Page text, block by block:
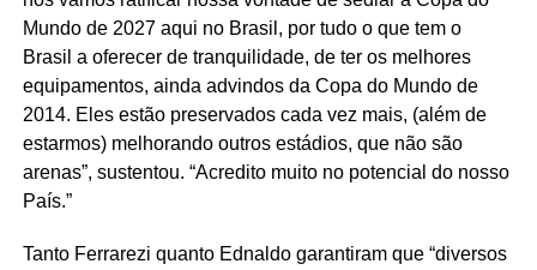
Mundo de 2027 aqui no Brasil, por tudo o que tem o
Brasil a oferecer de tranquilidade, de ter os melhores
equipamentos, ainda advindos da Copa do Mundo de
2014. Eles estão preservados cada vez mais, (além de
estarmos) melhorando outros estádios, que não são
arenas”, sustentou. “Acredito muito no potencial do nosso
País.”
Tanto Ferrarezi quanto Ednaldo garantiram que “diversos